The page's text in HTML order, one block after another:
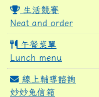
生活競賽
Neat and order
午餐菜單
Lunch menu
線上輔導諮詢
妙妙兔信箱